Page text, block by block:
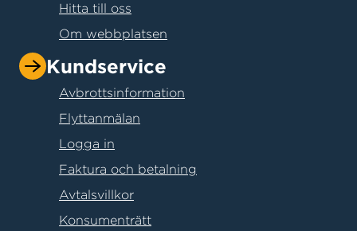
Hitta till oss
Om webbplatsen
Kundservice
Avbrottsinformation
Flyttanmälan
Logga in
Faktura och betalning
Avtalsvillkor
Konsumenträtt